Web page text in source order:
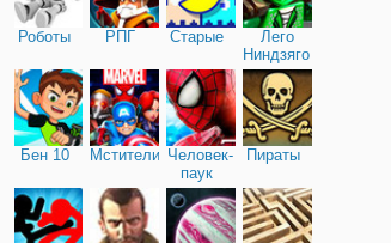
Роботы РПГ Старые
Лего
Ниндзяго
Бен 10 Мстители Человек-
паук
Пираты